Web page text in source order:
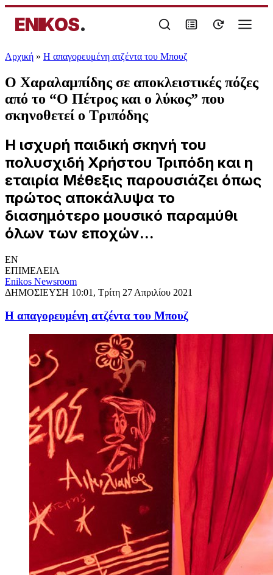
ENIKOS.
Αρχική » Η απαγορευμένη ατζέντα του Μπουζ
Ο Χαραλαμπίδης σε αποκλειστικές πόζες
από το “Ο Πέτρος και ο λύκος” που
σκηνοθετεί ο Τριπόδης
H ισχυρή παιδική σκηνή του
πολυσχιδή Χρήστου Τριπόδη και η
εταιρία Μέθεξις παρουσιάζει όπως
πρώτος αποκάλυψα το
διασημότερο μουσικό παραμύθι
όλων των εποχών...
EN
ΕΠΙΜΕΛΕΙΑ
Enikos Newsroom
ΔΗΜΟΣΙΕΥΣΗ 10:01, Τρίτη 27 Απριλίου 2021
Η απαγορευμένη ατζέντα του Μπουζ